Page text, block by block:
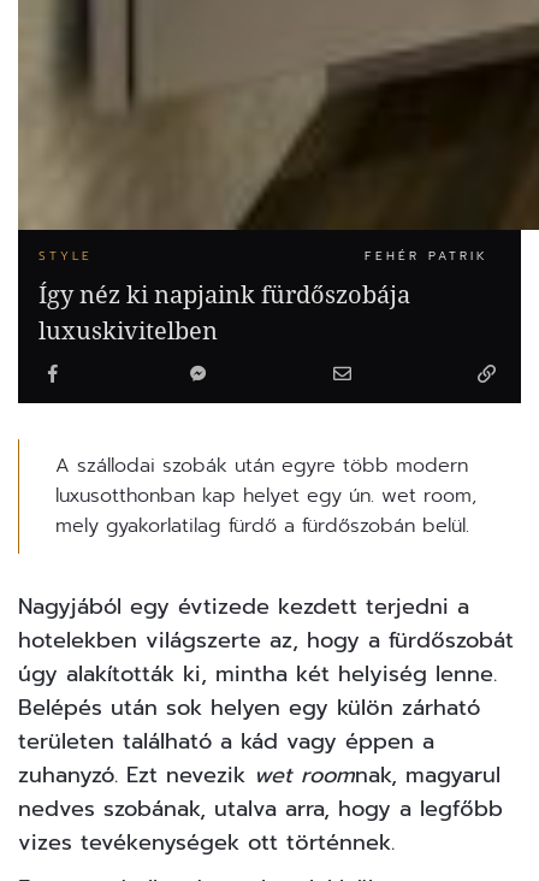
STYLE FEHÉR PATRIK
Így néz ki napjaink fürdőszobája
luxuskivitelben
A szállodai szobák után egyre több modern
luxusotthonban kap helyet egy ún. wet room,
mely gyakorlatilag fürdő a fürdőszobán belül.
Nagyjából egy évtizede kezdett terjedni a
hotelekben világszerte az, hogy a fürdőszobát
úgy alakították ki, mintha két helyiség lenne.
Belépés után sok helyen egy külön zárható
területen található a kád vagy éppen a
zuhanyzó. Ezt nevezik wet roomnak, magyarul
nedves szobának, utalva arra, hogy a legfőbb
vizes tevékenységek ott történnek.